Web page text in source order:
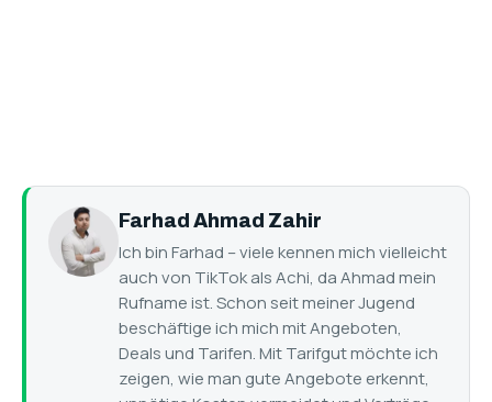
Farhad Ahmad Zahir
Ich bin Farhad – viele kennen mich vielleicht
auch von TikTok als Achi, da Ahmad mein
Rufname ist. Schon seit meiner Jugend
beschäftige ich mich mit Angeboten,
Deals und Tarifen. Mit Tarifgut möchte ich
zeigen, wie man gute Angebote erkennt,